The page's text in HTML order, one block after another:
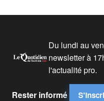
Du lundi au
newsletter à
l'actualité pro.
Rester informé